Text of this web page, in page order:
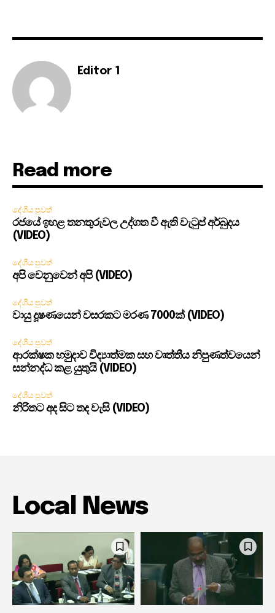
Editor 1
Read more
දේශීය පුවත්
රජයේ ඉහළ තනතුරුවල උද්ගත වී ඇති වැටුප් අර්බුදය
(VIDEO)
දේශීය පුවත්
අපි වෙනුවෙන් අපි (VIDEO)
දේශීය පුවත්
වායු දූෂණයෙන් වසරකට මරණ 7000ක් (VIDEO)
දේශීය පුවත්
ආරක්ෂක හමුදාව විද්‍යාත්මක සහ වෘත්තීය නිපුණත්වයෙන්
සන්නද්ධ කළ යුතුයි (VIDEO)
දේශීය පුවත්
නිරිතට අද සිට තද වැසි (VIDEO)
Local News